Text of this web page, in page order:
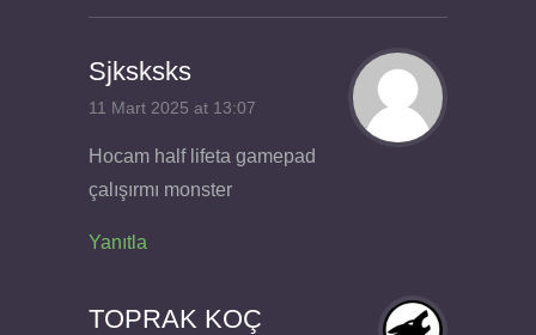
Sjksksks
11 Mart 2025 at 13:07
Hocam half lifeta gamepad
çalışırmı monster
Yanıtla
TOPRAK KOÇ